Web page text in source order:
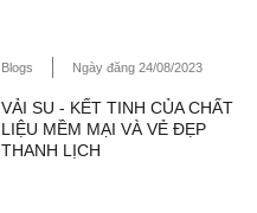
Blogs Ngày đăng 24/08/2023
VẢI SU - KẾT TINH CỦA CHẤT
LIỆU MỀM MẠI VÀ VẺ ĐẸP
THANH LỊCH